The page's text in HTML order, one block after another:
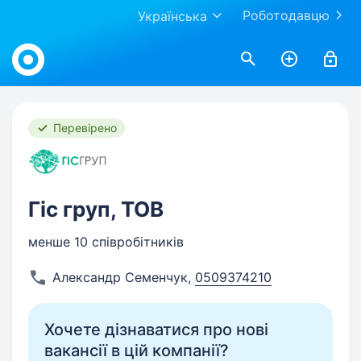
Роботодавцю
Українська
Work.ua
Перевірено
Гіс груп, ТОВ
менше 10 співробітників
Александр Семенчук, 0509374210
Хочете дізнаватися про нові
вакансії в цій компанії?